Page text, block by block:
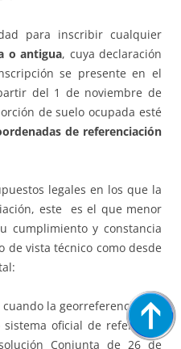
para inscribir cualquier
o antigua, cuya declaración
se presente en el
del 1 de noviembre de
de suelo ocupada esté
de referenciación
legales en los que la
este es el que menor
cumplimiento y constancia
vista técnico como desde
la georreferenciación
oficial de referencia
Conjunta de 26 de